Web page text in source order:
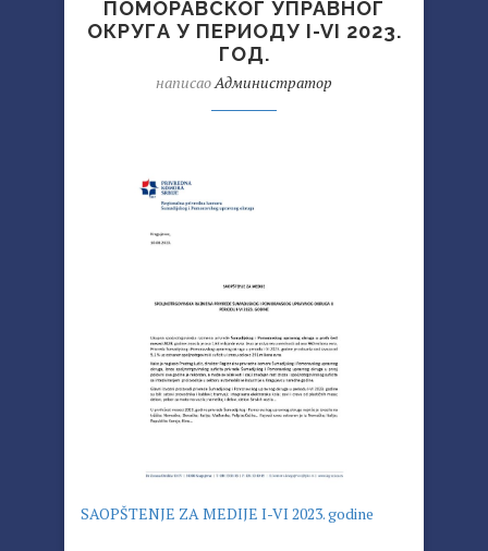
ПОМОРАВСКОГ УПРАВНОГ
ОКРУГА У ПЕРИОДУ I-VI 2023.
ГОД.
написао Администратор
SAOPŠTENJE ZA MEDIJE I-VI 2023. godine